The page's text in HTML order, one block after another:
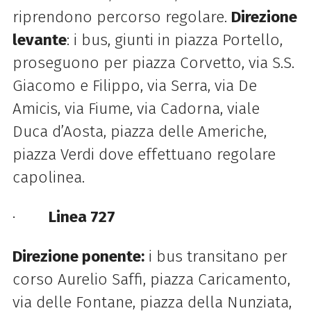
riprendono percorso regolare. Direzione
levante: i bus, giunti in piazza Portello,
proseguono per piazza Corvetto, via S.S.
Giacomo e Filippo, via Serra, via De
Amicis, via Fiume, via Cadorna, viale
Duca d’Aosta, piazza delle Americhe,
piazza Verdi dove effettuano regolare
capolinea.
· Linea 727
Direzione ponente:i bus transitano per
corso Aurelio Saffi, piazza Caricamento,
via delle Fontane, piazza della Nunziata,